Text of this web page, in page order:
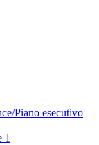
Piano esecutivo
1